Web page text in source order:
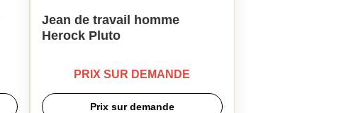
Jean de travail homme
Herock Pluto
PRIX SUR DEMANDE
Prix sur demande